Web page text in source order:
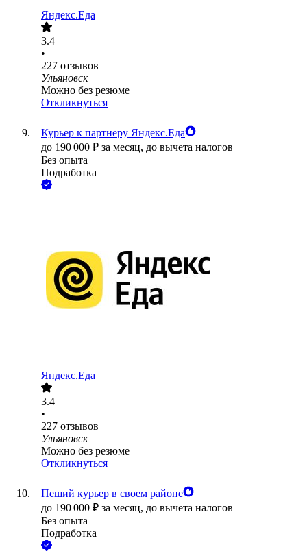
Яндекс.Еда
3.4
•
227 отзывов
Ульяновск
Можно без резюме
Откликнуться
Курьер к партнеру Яндекс.Еда
до 190 000 ₽ за месяц, до вычета налогов
Без опыта
Подработка
Яндекс.Еда
3.4
•
227 отзывов
Ульяновск
Можно без резюме
Откликнуться
Пеший курьер в своем районе
до 190 000 ₽ за месяц, до вычета налогов
Без опыта
Подработка